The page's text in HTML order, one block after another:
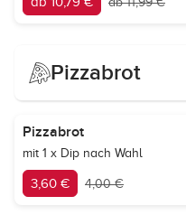
Pizzabrot
Pizzabrot
mit 1 x Dip nach Wahl
3,60 € 4,00 €